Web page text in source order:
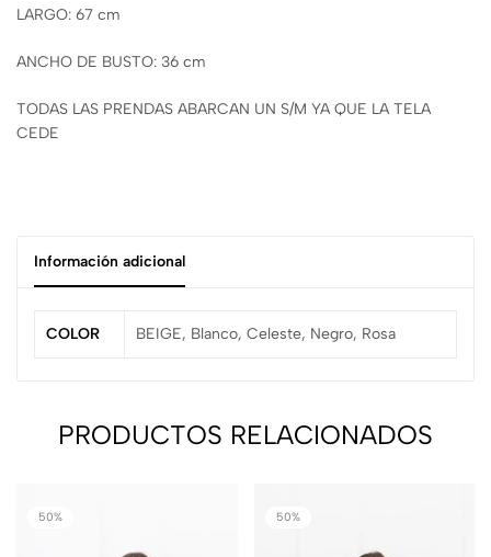
LARGO: 67 cm
ANCHO DE BUSTO: 36 cm
TODAS LAS PRENDAS ABARCAN UN S/M YA QUE LA TELA
CEDE
Información adicional
COLOR BEIGE, Blanco, Celeste, Negro, Rosa
PRODUCTOS RELACIONADOS
50% 50%